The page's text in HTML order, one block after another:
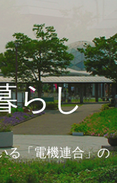
らし
る「電機連合」の